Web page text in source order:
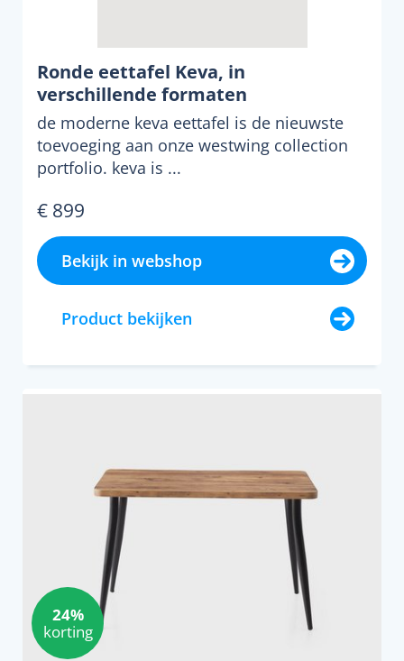
Ronde eettafel Keva, in
verschillende formaten
de moderne keva eettafel is de nieuwste
toevoeging aan onze westwing collection
portfolio. keva is ...
€ 899
Bekijk in webshop
Product bekijken
24%
korting